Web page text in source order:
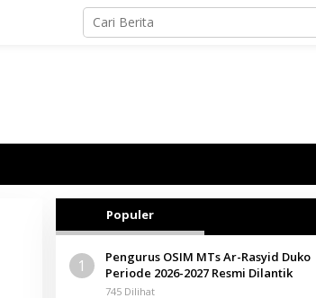
Populer
1
Pengurus OSIM MTs Ar-Rasyid Duko
Periode 2026-2027 Resmi Dilantik
745 Dilihat